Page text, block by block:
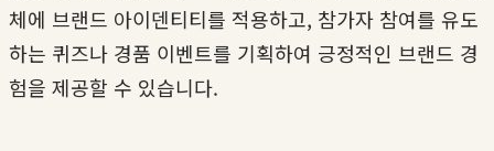
체에 브랜드 아이덴티티를 적용하고, 참가자 참여를 유도
하는 퀴즈나 경품 이벤트를 기획하여 긍정적인 브랜드 경
험을 제공할 수 있습니다.